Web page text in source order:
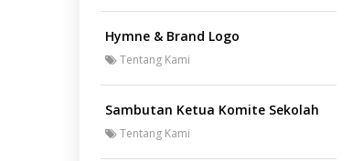
Hymne & Brand Logo
Tentang Kami
Sambutan Ketua Komite Sekolah
Tentang Kami